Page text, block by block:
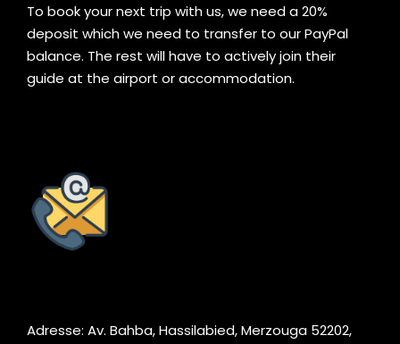
To book your next trip with us, we need a 20%
deposit which we need to transfer to our PayPal
balance. The rest will have to actively join their
guide at the airport or accommodation.
Adresse: Av. Bahba, Hassilabied, Merzouga 52202,